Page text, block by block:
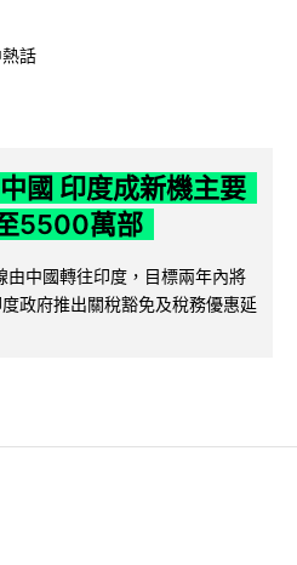
話
國 印度成新機主要
5500萬部
中國轉往印度，目標兩年內將
政府推出關稅豁免及稅務優惠延